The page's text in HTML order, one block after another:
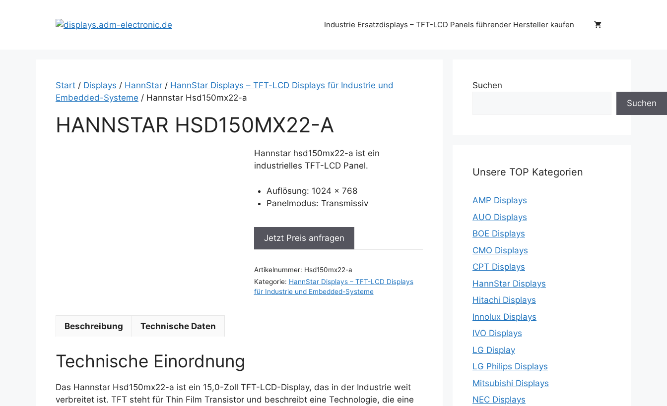
Industrie Ersatzdisplays – TFT-LCD Panels führender Hersteller kaufen
Start / Displays / HannStar / HannStar Displays – TFT-LCD Displays für Industrie und
Embedded-Systeme / Hannstar Hsd150mx22-a
HANNSTAR HSD150MX22-A
Hannstar hsd150mx22-a ist ein
industrielles TFT-LCD Panel.
Auflösung: 1024 x 768
Panelmodus: Transmissiv
Jetzt Preis anfragen
Artikelnummer: Hsd150mx22-a
Kategorie: HannStar Displays – TFT-LCD Displays
für Industrie und Embedded-Systeme
Beschreibung Technische Daten
Technische Einordnung
Das Hannstar Hsd150mx22-a ist ein 15,0-Zoll TFT-LCD-Display, das in der Industrie weit
verbreitet ist. TFT steht für Thin Film Transistor und beschreibt eine Technologie, die eine
Suchen
Suchen
Unsere TOP Kategorien
AMP Displays
AUO Displays
BOE Displays
CMO Displays
CPT Displays
HannStar Displays
Hitachi Displays
Innolux Displays
IVO Displays
LG Display
LG Philips Displays
Mitsubishi Displays
NEC Displays